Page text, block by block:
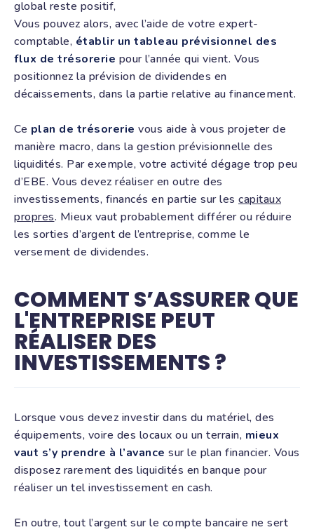
global reste positif,
Vous pouvez alors, avec l’aide de votre expert-
comptable, établir un tableau prévisionnel des
flux de trésorerie pour l’année qui vient. Vous
positionnez la prévision de dividendes en
décaissements, dans la partie relative au financement.
Ce plan de trésorerie vous aide à vous projeter de
manière macro, dans la gestion prévisionnelle des
liquidités. Par exemple, votre activité dégage trop peu
d’EBE. Vous devez réaliser en outre des
investissements, financés en partie sur les capitaux
propres. Mieux vaut probablement différer ou réduire
les sorties d’argent de l’entreprise, comme le
versement de dividendes.
COMMENT S’ASSURER QUE
L'ENTREPRISE PEUT
RÉALISER DES
INVESTISSEMENTS ?
Lorsque vous devez investir dans du matériel, des
équipements, voire des locaux ou un terrain, mieux
vaut s’y prendre à l’avance sur le plan financier. Vous
disposez rarement des liquidités en banque pour
réaliser un tel investissement en cash.
En outre, tout l’argent sur le compte bancaire ne sert